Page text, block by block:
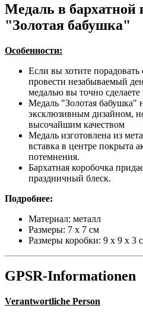
Медаль в бархатной
"Золотая бабушка"
Особенности:
Если вы хотите
провести незабываемый
медалью вы точно
Медаль "Золотая бабушка"
эксклюзивным дизайном,
высочайшим качеством
Медаль изготовлена из
вставка в центре покрыта
потемнения.
Бархатная коробочка
праздничный блеск.
Подробнее:
Материал: металл
Размеры: 7 x 7 см
Размеры коробки: 9 х 9 х 3
GPSR-Informationen
Verantwortliche Person